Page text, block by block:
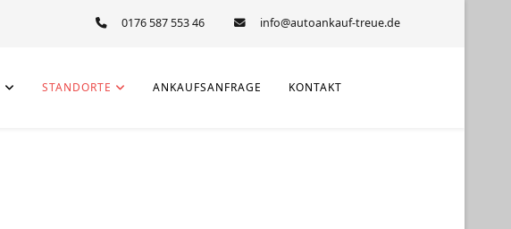
0176 587 553 46
STANDORTE ANKAUFSANFRAGE KONTAKT